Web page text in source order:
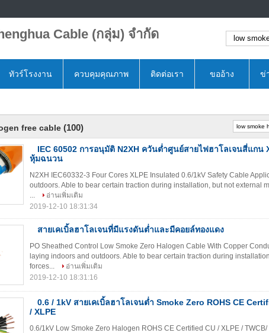
Cable (กลุ่ม) จำกัด
ทัวร์โรงงาน ควบคุมคุณภาพ ติดต่อเรา ขออ้าง ข่
free cable (100)
IEC 60502 การอนุมัติ N2XH ควันต่ำศูนย์สายไฟฮาโลเจนสี่แกน
หุ้มฉนวน
N2XH IEC60332-3 Four Cores XLPE Insulated 0.6/1kV Safety Cable
outdoors. Able to bear certain traction during installation, but not external
...
อ่านเพิ่มเติม
2019-12-10 18:31:34
สายเคเบิ้ลฮาโลเจนที่มีแรงดันต่ำและมีคอยล์ทองแดง
PO Sheathed Control Low Smoke Zero Halogen Cable With Copper
laying indoors and outdoors. Able to bear certain traction during
forces...
อ่านเพิ่มเติม
2019-12-10 18:31:16
0.6 / 1kV สายเคเบิ้ลฮาโลเจนต่ำ Smoke Zero ROHS CE
/ XLPE
0.6/1kV Low Smoke Zero Halogen ROHS CE Certified CU / XLPE /